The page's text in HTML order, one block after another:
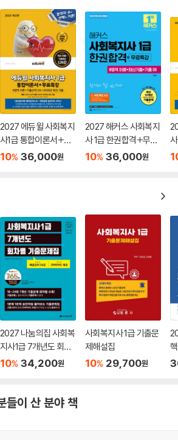
2027 에듀윌 사회복지
사1급 통합이론서+무
료특강
10% 36,000원
2027 해커스 사회복지
사 1급 한권합격+무료
특강 (8영역 이론+최
10% 36,000원
2027 나눔의집 사회복
지사1급 7개년도 회차
별 기출문제집
10% 34,200원
사회복지사 1급 기출문
제해설집
10% 29,700원
들이 산 분야 책